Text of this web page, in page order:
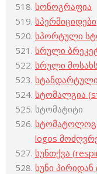
სონოგრაფია
სპერმიციდები
სპორტული
სრული
სრული
სტომალგია
სტომატიტი
logos
სუნთქვა
სუნი